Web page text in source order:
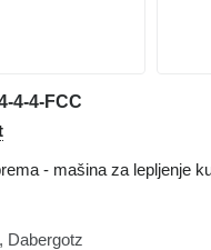
4-4-FCC
- mašina za lepljenje
Dabergotz